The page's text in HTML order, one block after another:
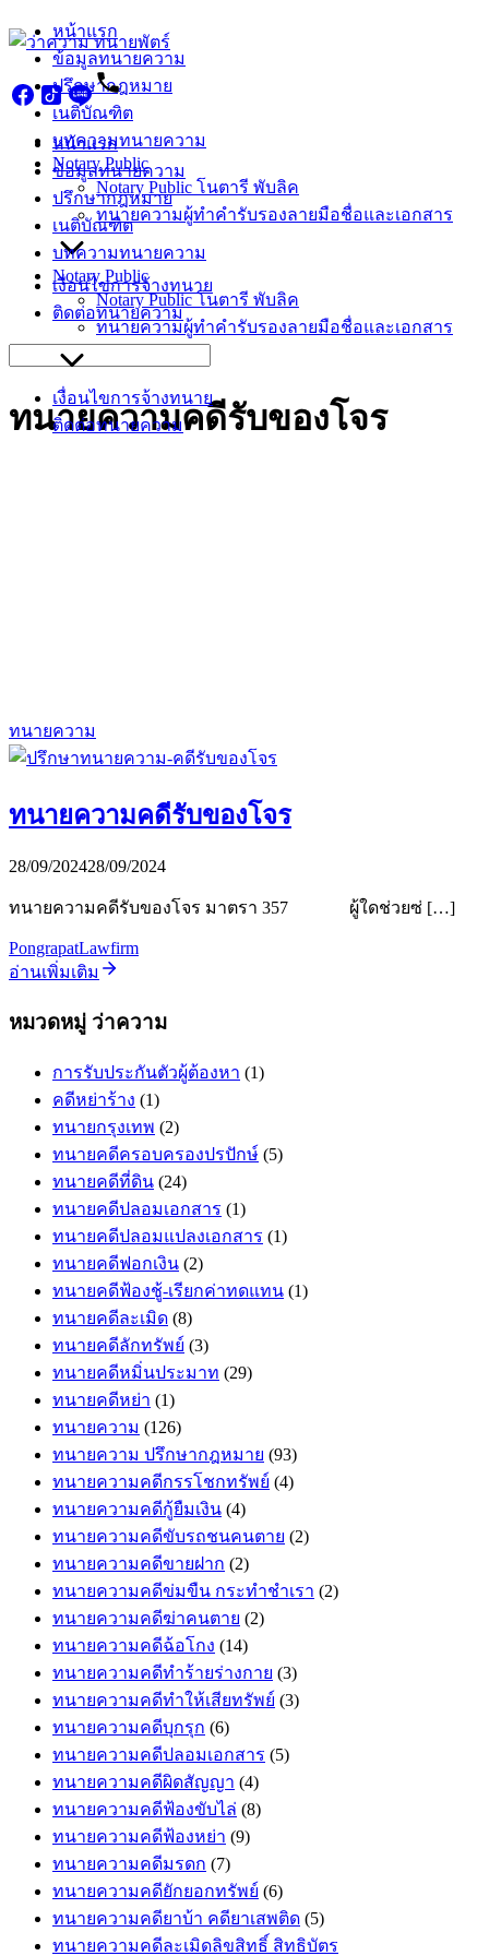
Skip
to
content
หน้าแรก
ข้อมูลทนายความ
ปรึกษากฎหมาย
เนติบัณฑิต
บทความทนายความ
Notary Public
Notary Public โนตารี พับลิค
ทนายความผู้ทำคำรับรองลายมือชื่อและเอกสาร
เงื่อนไขการจ้างทนาย
ติดต่อทนายความ
หน้าแรก
ข้อมูลทนายความ
ปรึกษากฎหมาย
เนติบัณฑิต
บทความทนายความ
Notary Public
Notary Public โนตารี พับลิค
ทนายความผู้ทำคำรับรองลายมือชื่อและเอกสาร
เงื่อนไขการจ้างทนาย
ติดต่อทนายความ
for:
ทนายความคดีรับของโจร
ทนายความ
ทนายความคดีรับของโจร
28/09/202428/09/2024
ทนายความคดีรับของโจร มาตรา 357 ผู้ใดช่วยซ่ […]
PongrapatLawfirm
อ่านเพิ่มเติม
หมวดหมู่ ว่าความ
การรับประกันตัวผู้ต้องหา (1)
คดีหย่าร้าง (1)
ทนายกรุงเทพ (2)
ทนายคดีครอบครองปรปักษ์ (5)
ทนายคดีที่ดิน (24)
ทนายคดีปลอมเอกสาร (1)
ทนายคดีปลอมแปลงเอกสาร (1)
ทนายคดีฟอกเงิน (2)
ทนายคดีฟ้องชู้-เรียกค่าทดแทน (1)
ทนายคดีละเมิด (8)
ทนายคดีลักทรัพย์ (3)
ทนายคดีหมิ่นประมาท (29)
ทนายคดีหย่า (1)
ทนายความ (126)
ทนายความ ปรึกษากฎหมาย (93)
ทนายความคดีกรรโชกทรัพย์ (4)
ทนายความคดีกู้ยืมเงิน (4)
ทนายความคดีขับรถชนคนตาย (2)
ทนายความคดีขายฝาก (2)
ทนายความคดีข่มขืน กระทำชำเรา (2)
ทนายความคดีฆ่าคนตาย (2)
ทนายความคดีฉ้อโกง (14)
ทนายความคดีทำร้ายร่างกาย (3)
ทนายความคดีทำให้เสียทรัพย์ (3)
ทนายความคดีบุกรุก (6)
ทนายความคดีปลอมเอกสาร (5)
ทนายความคดีผิดสัญญา (4)
ทนายความคดีฟ้องขับไล่ (8)
ทนายความคดีฟ้องหย่า (9)
ทนายความคดีมรดก (7)
ทนายความคดียักยอกทรัพย์ (6)
ทนายความคดียาบ้า คดียาเสพติด (5)
ทนายความคดีละเมิดลิขสิทธิ์ สิทธิบัตร